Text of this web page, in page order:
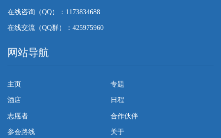
在线咨询（QQ）：1173834688
在线交流（QQ群）：425975960
网站导航
主页 专题
酒店 日程
志愿者 合作伙伴
参会路线 关于